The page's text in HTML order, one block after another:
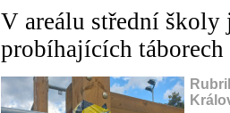
V areálu střední
probíhajících